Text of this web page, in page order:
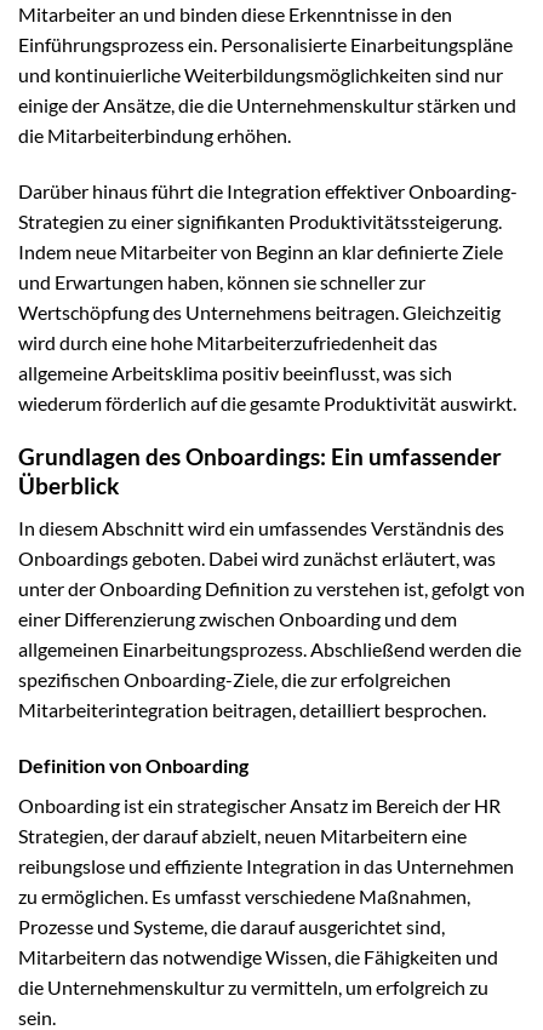
Mitarbeiter an und binden diese Erkenntnisse in den
Einführungsprozess ein. Personalisierte Einarbeitungspläne
und kontinuierliche Weiterbildungsmöglichkeiten sind nur
einige der Ansätze, die die Unternehmenskultur stärken und
die Mitarbeiterbindung erhöhen.
Darüber hinaus führt die Integration effektiver Onboarding-
Strategien zu einer signifikanten Produktivitätssteigerung.
Indem neue Mitarbeiter von Beginn an klar definierte Ziele
und Erwartungen haben, können sie schneller zur
Wertschöpfung des Unternehmens beitragen. Gleichzeitig
wird durch eine hohe Mitarbeiterzufriedenheit das
allgemeine Arbeitsklima positiv beeinflusst, was sich
wiederum förderlich auf die gesamte Produktivität auswirkt.
Grundlagen des Onboardings: Ein umfassender
Überblick
In diesem Abschnitt wird ein umfassendes Verständnis des
Onboardings geboten. Dabei wird zunächst erläutert, was
unter der Onboarding Definition zu verstehen ist, gefolgt von
einer Differenzierung zwischen Onboarding und dem
allgemeinen Einarbeitungsprozess. Abschließend werden die
spezifischen Onboarding-Ziele, die zur erfolgreichen
Mitarbeiterintegration beitragen, detailliert besprochen.
Definition von Onboarding
Onboarding ist ein strategischer Ansatz im Bereich der HR
Strategien, der darauf abzielt, neuen Mitarbeitern eine
reibungslose und effiziente Integration in das Unternehmen
zu ermöglichen. Es umfasst verschiedene Maßnahmen,
Prozesse und Systeme, die darauf ausgerichtet sind,
Mitarbeitern das notwendige Wissen, die Fähigkeiten und
die Unternehmenskultur zu vermitteln, um erfolgreich zu
sein.